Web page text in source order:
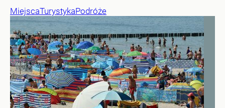
MiejscaTurystykaPodróże